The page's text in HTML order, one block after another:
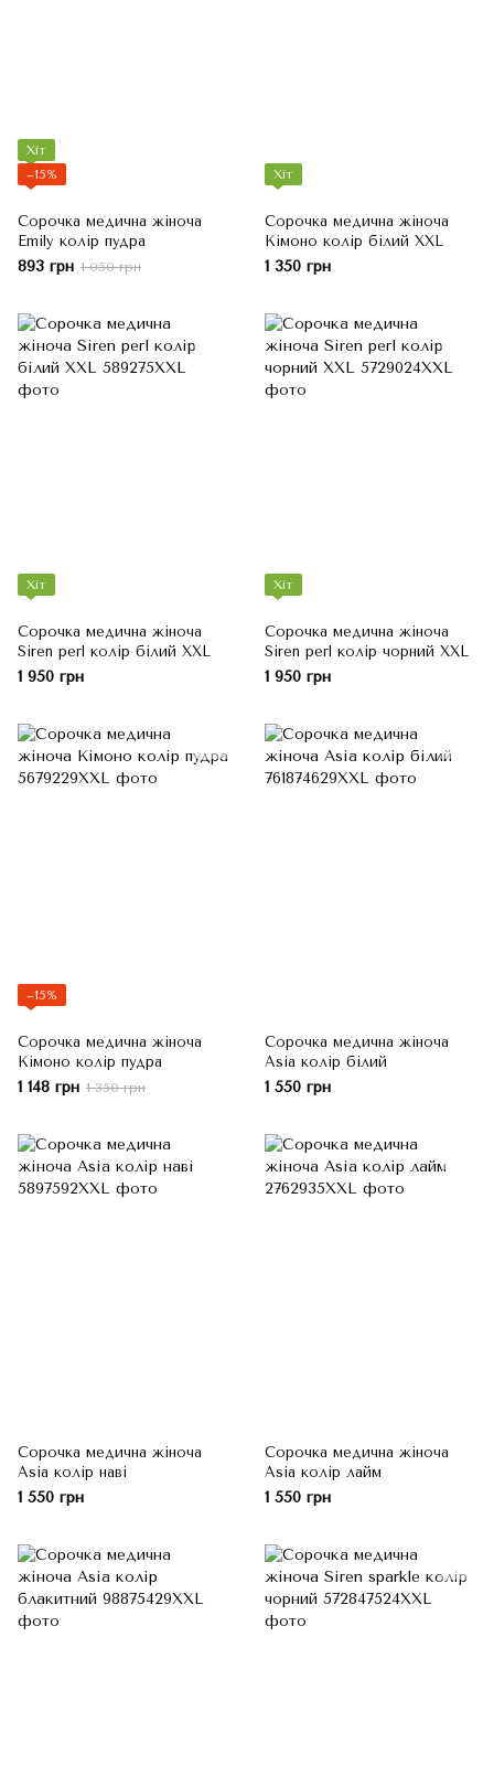
Хіт
−15%
Сорочка медична жіноча
Emily колір пудра
893 грн 1 050 грн
Хіт
Сорочка медична жіноча
Кімоно колір білий XXL
1 350 грн
Хіт
Сорочка медична жіноча
Siren perl колір білий XXL
1 950 грн
Хіт
Сорочка медична жіноча
Siren perl колір чорний XXL
1 950 грн
−15%
Сорочка медична жіноча
Кімоно колір пудра
1 148 грн 1 350 грн
Сорочка медична жіноча
Asia колір білий
1 550 грн
Сорочка медична жіноча
Asia колір наві
1 550 грн
Сорочка медична жіноча
Asia колір лайм
1 550 грн